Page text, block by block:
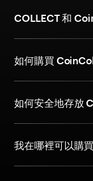
COLLECT 和
如何購買
如何安全地存放
我在哪裡可以購